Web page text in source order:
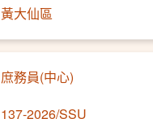
黃大仙區
庶務員(中心)
137-2026/SSU